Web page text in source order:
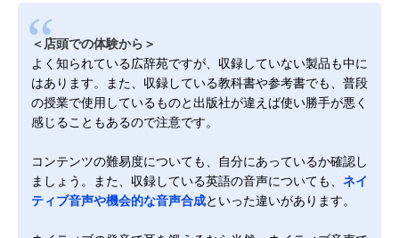
＜店頭での体験から＞
よく知られている広辞苑ですが、収録していない製品も中に
はあります。また、収録している教科書や参考書でも、普段
の授業で使用しているものと出版社が違えば使い勝手が悪く
感じることもあるので注意です。
コンテンツの難易度についても、自分にあっているか確認し
ましょう。また、収録している英語の音声についても、 ネイ
ティブ音声や機会的な音声合成といった違いがあります。